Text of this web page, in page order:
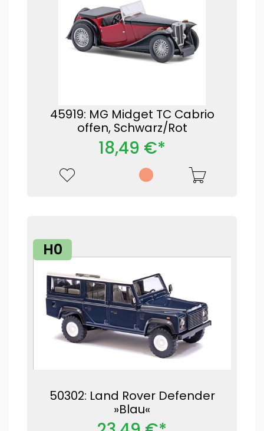
45919: MG Midget TC Cabrio
offen, Schwarz/Rot
18,49 €*
H0
50302: Land Rover Defender
»Blau«